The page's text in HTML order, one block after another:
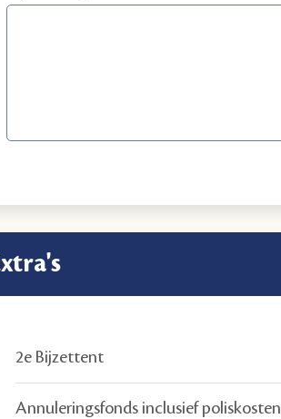
extra's
2e Bijzettent
Annuleringsfonds inclusief poliskosten